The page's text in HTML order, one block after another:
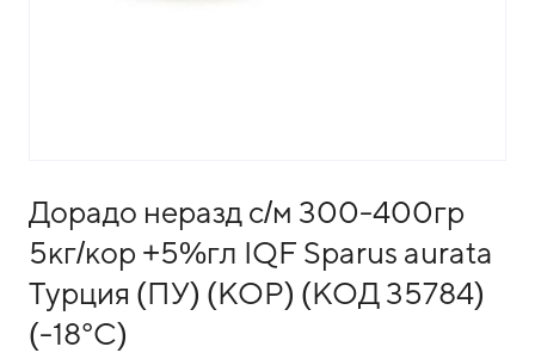
Дорадо неразд с/м 300-400гр
5кг/кор +5%гл IQF Sparus aurata
Турция (ПУ) (КОР) (КОД 35784)
(-18°С)